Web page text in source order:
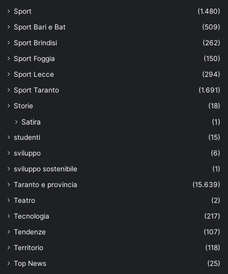
Sport
(1.480)
Sport Bari e Bat
(509)
Sport Brindisi
(262)
Sport Foggia
(150)
Sport Lecce
(294)
Sport Taranto
(1.691)
Storie
(18)
Satira (1)
studenti
(15)
sviluppo
(6)
sviluppo sostenibile
(1)
Taranto e provincia
(15.639)
Teatro
(2)
Tecnologia
(217)
Tendenze
(107)
Territorio
(118)
Top News
(25)